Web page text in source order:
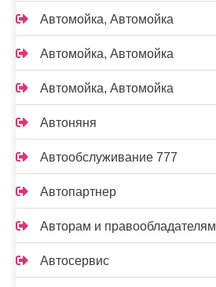
Автомойка, Автомойка
Автомойка, Автомойка
Автомойка, Автомойка
Автоняня
Автообслуживание 777
Автопартнер
Авторам и правообладателям
Автосервис